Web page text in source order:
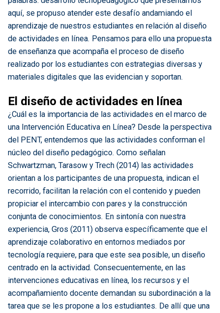
aquí, se propuso atender este desafío andamiando el
aprendizaje de nuestros estudiantes en relación al diseño
de actividades en línea. Pensamos para ello una propuesta
de enseñanza que acompaña el proceso de diseño
realizado por los estudiantes con estrategias diversas y
materiales digitales que las evidencian y soportan.
El diseño de actividades en línea
¿Cuál es la importancia de las actividades en el marco de
una Intervención Educativa en Línea? Desde la perspectiva
del PENT, entendemos que las actividades conforman el
núcleo del diseño pedagógico. Como señalan
Schwartzman, Tarasow y Trech (2014) las actividades
orientan a los participantes de una propuesta, indican el
recorrido, facilitan la relación con el contenido y pueden
propiciar el intercambio con pares y la construcción
conjunta de conocimientos. En sintonía con nuestra
experiencia, Gros (2011) observa específicamente que el
aprendizaje colaborativo en entornos mediados por
tecnología requiere, para que este sea posible, un diseño
centrado en la actividad. Consecuentemente, en las
intervenciones educativas en línea, los recursos y el
acompañamiento docente demandan su subordinación a la
tarea que se les propone a los estudiantes. De allí que una